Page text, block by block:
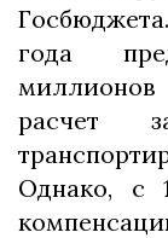
года
расчет
Однако, с